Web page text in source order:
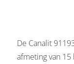
De Canalit
afmeting van